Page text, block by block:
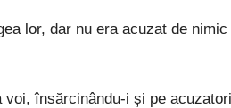
lor, dar nu era acuzat de
însărcinându-i și pe